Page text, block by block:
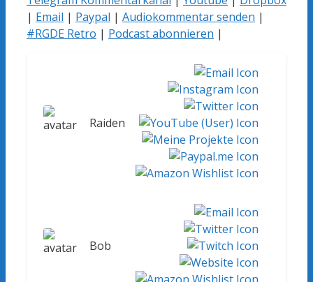
| Email | Paypal | Audiokommentar senden |
#RGDE Retro | Podcast abonnieren |
Raiden
Bob